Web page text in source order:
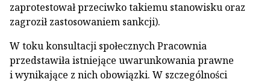
zaprotestował przeciwko takiemu stanowisku oraz
zagroził zastosowaniem sankcji).
W toku konsultacji społecznych Pracownia
przedstawiła istniejące uwarunkowania prawne
i wynikające z nich obowiązki. W szczególności